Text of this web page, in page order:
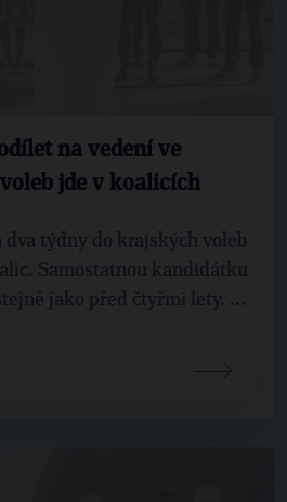
na vedení ve
jde v koalicích
dva týdny do krajských voleb
Samostatnou kandidátku
jako před čtyřmi lety. ...